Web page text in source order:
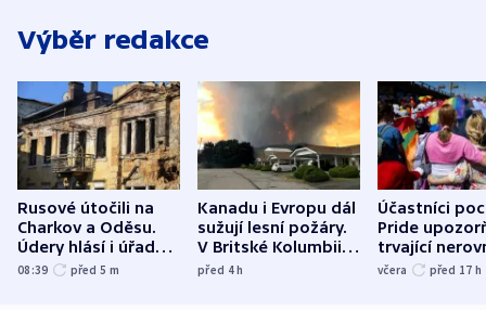
Výběr redakce
Rusové útočili na
Charkov a Oděsu.
Údery hlásí i úřady v
Bělgorodu
08:39 před 5 m
Kanadu i Evropu dál
sužují lesní požáry.
V Britské Kolumbii
evakuovali tisíce lidí
před 4h
Účastníci
Pride
trvající
včera před 17 h